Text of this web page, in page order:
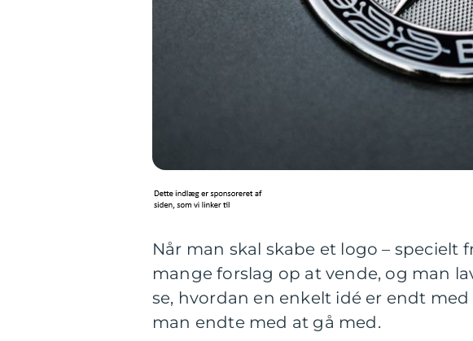
Når man skal skabe et logo – specielt
mange forslag op at vende, og man
se, hvordan en enkelt idé er endt
man endte med at gå med.